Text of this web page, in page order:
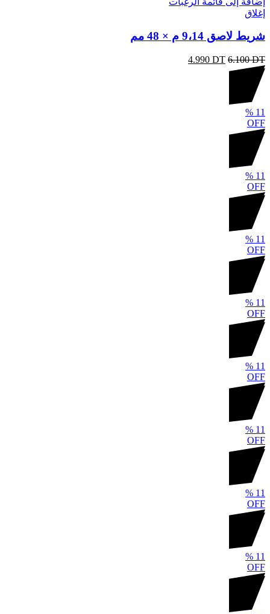
إغلاق
شريط لاصق 9،14 م × 48 مم
6.100DT
4.990 DT
11
%
OFF
11
%
OFF
11
%
OFF
11
%
OFF
11
%
OFF
11
%
OFF
11
%
OFF
11
%
OFF